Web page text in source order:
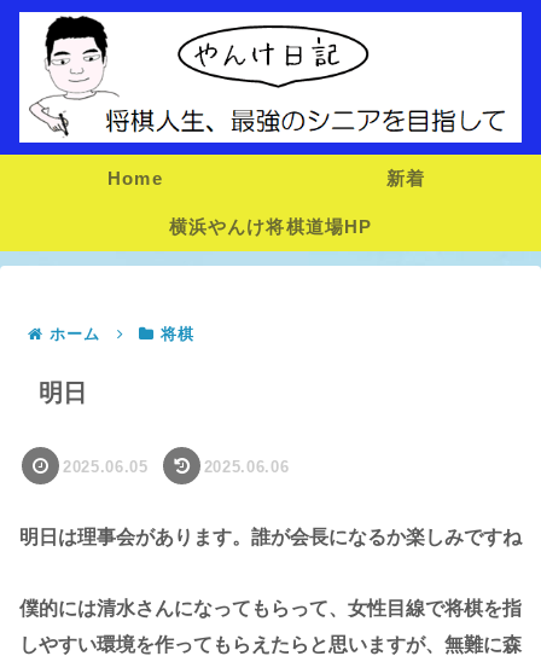
Home 新着
横浜やんけ将棋道場HP
ホーム 将棋
明日
2025.06.05 2025.06.06
明日は理事会があります。誰が会長になるか楽しみですね
僕的には清水さんになってもらって、女性目線で将棋を指
しやすい環境を作ってもらえたらと思いますが、無難に森